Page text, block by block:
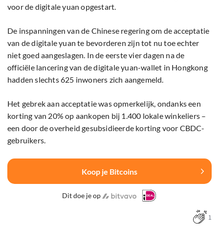
voor de digitale yuan opgestart.
De inspanningen van de Chinese regering om de acceptatie
van de digitale yuan te bevorderen zijn tot nu toe echter
niet goed aangeslagen. In de eerste vier dagen na de
officiële lancering van de digitale yuan-wallet in Hongkong
hadden slechts 625 inwoners zich aangemeld.
Het gebrek aan acceptatie was opmerkelijk, ondanks een
korting van 20% op aankopen bij 1.400 lokale winkeliers –
een door de overheid gesubsidieerde korting voor CBDC-
gebruikers.
Koop je Bitcoins
Dit doe je op
1